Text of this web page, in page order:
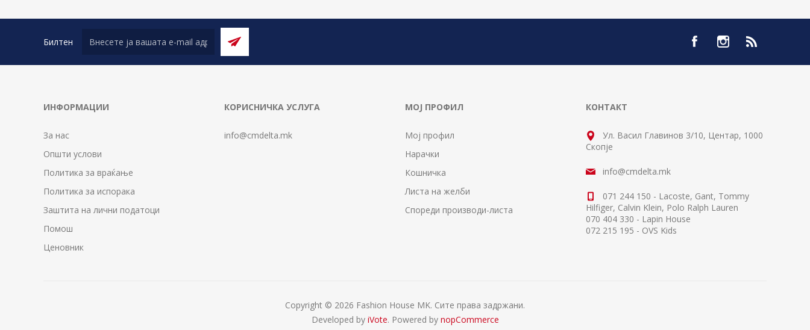
Билтен
ИНФОРМАЦИИ
За нас
Општи услови
Политика за враќање
Политика за испорака
Заштита на лични податоци
Помош
Ценовник
КОРИСНИЧКА УСЛУГА
info@cmdelta.mk
МОЈ ПРОФИЛ
Мој профил
Нарачки
Кошничка
Листа на желби
Спореди производи-листа
КОНТАКТ
Ул. Васил Главинов 3/10, Центар, 1000
Скопје
info@cmdelta.mk
071 244 150 - Lacoste, Gant, Tommy
Hilfiger, Calvin Klein, Polo Ralph Lauren
070 404 330 - Lapin House
072 215 195 - OVS Kids
Copyright © 2026 Fashion House MK. Сите права задржани.
Developed by iVote. Powered by nopCommerce